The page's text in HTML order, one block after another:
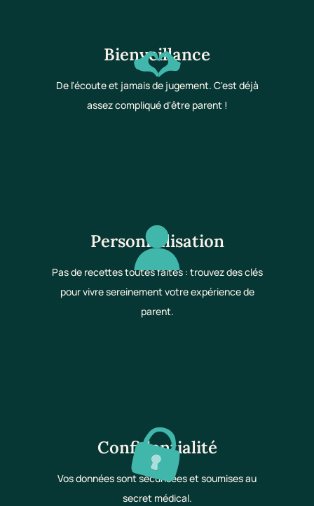
Bienveillance
De l'écoute et jamais de jugement. C'est déjà
assez compliqué d'être parent !
Personnalisation
Pas de recettes toutes faites : trouvez des clés
pour vivre sereinement votre expérience de
parent.
Confidentialité
Vos données sont sécurisées et soumises au
secret médical.